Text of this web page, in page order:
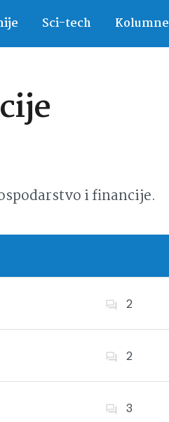
Sci-tech Kolumne
i financije.
2
2
3